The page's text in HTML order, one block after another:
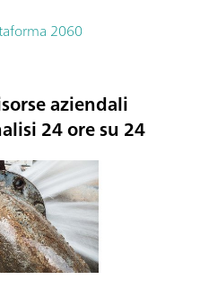
2060
aziendali
24 ore su 24